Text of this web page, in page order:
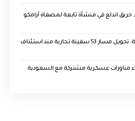
حريق اندلع في منشأة تابعة لمصفاة أرامكو
القيادة المركزية الامريكية: تحويل مسار 53 سفينة تجارية منذ استئناف
مناورات عسكرية مشتركة مع السعودية